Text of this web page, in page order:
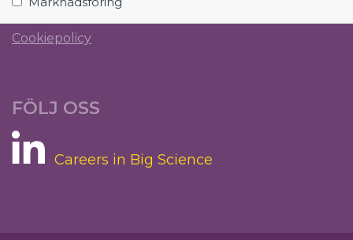
Integritetspolicy
Cookiepolicy
FÖLJ OSS
Careers in Big Science